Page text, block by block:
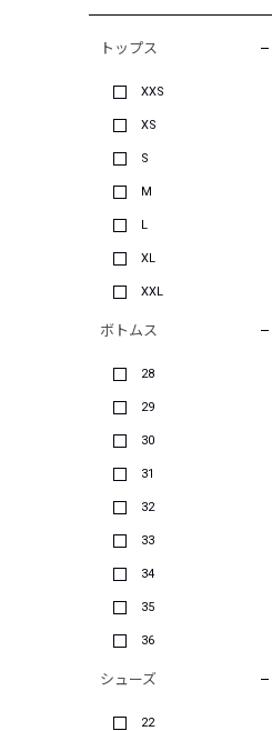
トップス
XXS
XS
S
M
L
XL
XXL
ボトムス
28
29
30
31
32
33
34
35
36
シューズ
22